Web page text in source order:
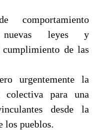
nuevas leyes y
de las
urgentemente la
para una
desde la
los pueblos.